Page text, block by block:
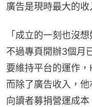
廣告是現時最大的收
「成立的一刻也沒
不過專頁開辦3個月
要維持平台的運作
而除了廣告收入，
向讀者募捐營運成